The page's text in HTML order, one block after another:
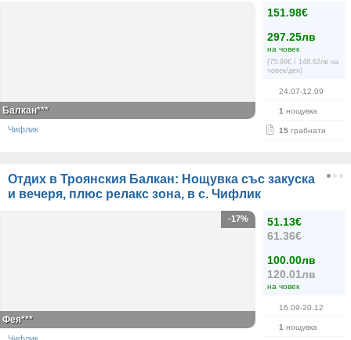
151.98€
297.25лв
на човек
(75.99€ / 148.62лв на
човек/ден)
24.07-12.09
1 нощувка
15 грабнати
Балкан***
Чифлик
Отдих в Троянския Балкан: Нощувка със закуска
и вечеря, плюс релакс зона, в с. Чифлик
51.13€
61.36€
100.00лв
120.01лв
на човек
16.09-20.12
1 нощувка
-17%
Фея***